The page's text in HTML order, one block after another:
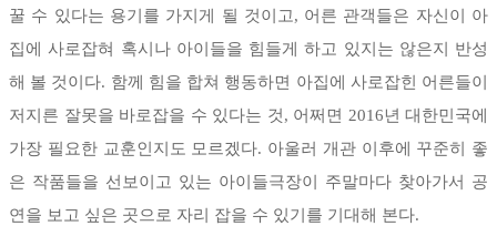
꿀 수 있다는 용기를 가지게 될 것이고, 어른 관객들은 자신이 아
집에 사로잡혀 혹시나 아이들을 힘들게 하고 있지는 않은지 반성
해 볼 것이다. 함께 힘을 합쳐 행동하면 아집에 사로잡힌 어른들이
저지른 잘못을 바로잡을 수 있다는 것, 어쩌면 2016년 대한민국에
가장 필요한 교훈인지도 모르겠다. 아울러 개관 이후에 꾸준히 좋
은 작품들을 선보이고 있는 아이들극장이 주말마다 찾아가서 공
연을 보고 싶은 곳으로 자리 잡을 수 있기를 기대해 본다.